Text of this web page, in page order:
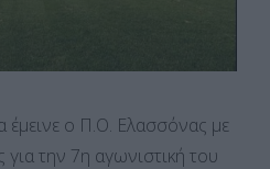
έμεινε ο Π.Ο. Ελασσόνας με
την 7η αγωνιστική του